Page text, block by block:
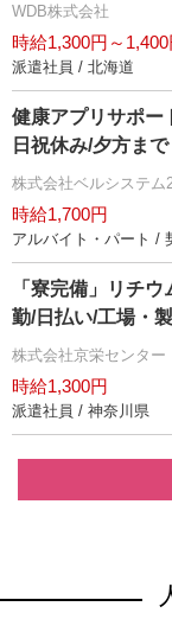
WDB株式会社
時給1,300円～1,400
派遣社員 / 北海道
健康アプリサポー
日祝休み/夕方まで
株式会社ベルシステム
時給1,700円
アルバイト・パート /
「寮完備」リチ
勤/日払い/工場・
株式会社京栄センター
時給1,300円
派遣社員 / 神奈川県